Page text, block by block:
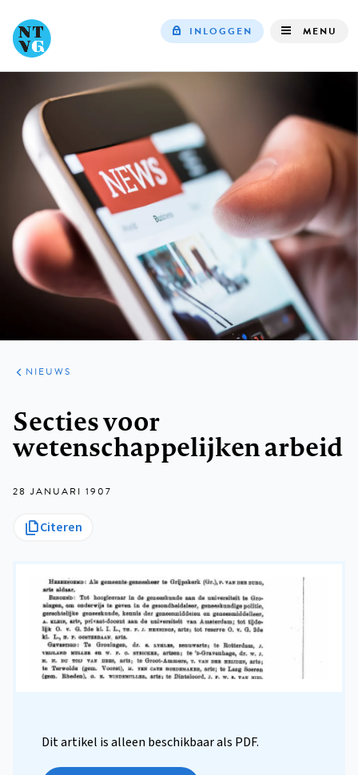
INLOGGEN MENU
ARTIKELEN
HET
KORT
NIEUWS
Secties voor
wetenschappelijken arbeid
28 JANUARI 1907
Citeren
Dit artikel is alleen beschikbaar als PDF.